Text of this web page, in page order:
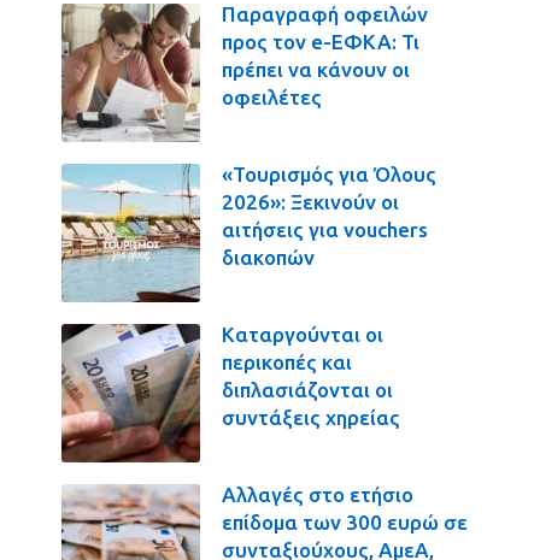
Παραγραφή οφειλών
προς τον e-ΕΦΚΑ: Τι
πρέπει να κάνουν οι
οφειλέτες
«Τουρισμός για Όλους
2026»: Ξεκινούν οι
αιτήσεις για vouchers
διακοπών
Καταργούνται οι
περικοπές και
διπλασιάζονται οι
συντάξεις χηρείας
Αλλαγές στο ετήσιο
επίδομα των 300 ευρώ σε
συνταξιούχους, ΑμεΑ,